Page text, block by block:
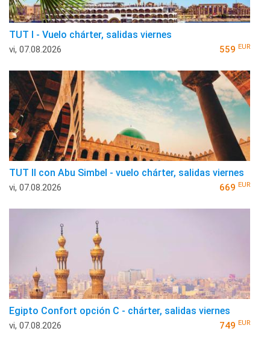
TUT I - Vuelo chárter, salidas viernes
vi, 07.08.2026 559 EUR
TUT II con Abu Simbel - vuelo chárter, salidas viernes
vi, 07.08.2026 669 EUR
Egipto Confort opción C - chárter, salidas viernes
vi, 07.08.2026 749 EUR